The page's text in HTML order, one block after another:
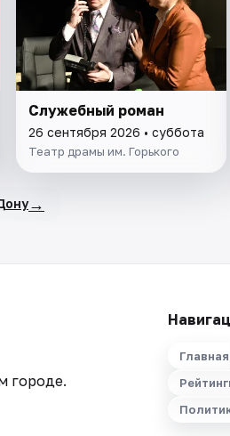
Служебный роман
26 сентября 2026 • суббота
Театр драмы им. Горького
→
городе.
Главная